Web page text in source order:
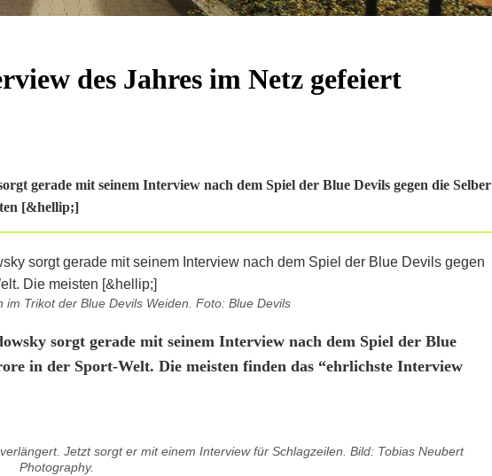
des Jahres im Netz gefeiert
gerade mit seinem Interview nach dem Spiel der Blue Devils gegen die Selber
[&hellip;]
im Trikot der Blue Devils Weiden. Foto: Blue Devils
sorgt gerade mit seinem Interview nach dem Spiel der Blue
in der Sport-Welt. Die meisten finden das “ehrlichste Interview
Jetzt sorgt er mit einem Interview für Schlagzeilen. Bild: Tobias Neubert
Photography.